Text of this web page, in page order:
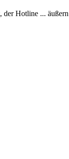
Hotline ... äußern